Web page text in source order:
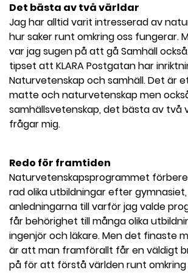
Det bästa av två världar
Jag har alltid varit intresserad av
hur saker runt omkring oss fungerar.
var jag sugen på att gå Samhäll
tipset att KLARA Postgatan har
Naturvetenskap och samhäll. Det är
matte och naturvetenskap men
samhällsvetenskap, det bästa av två
frågar mig.
Redo för framtiden
Naturvetenskapsprogrammet
rad olika utbildningar efter
anledningarna till varför jag valde
får behörighet till många olika
ingenjör och läkare. Men det finaste
är att man framförallt får en väldigt
på för att förstå världen runt omkring